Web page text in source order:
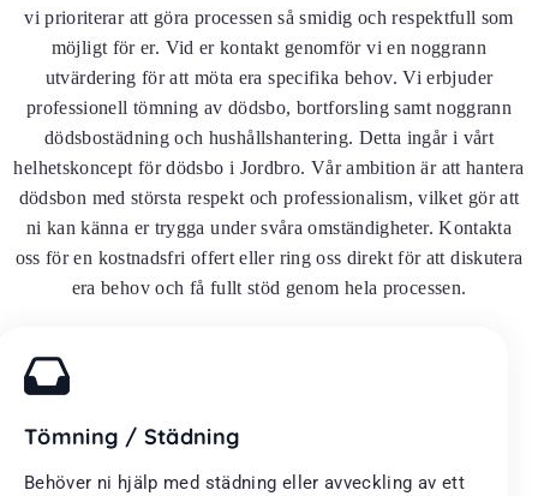
vi prioriterar att göra processen så smidig och respektfull som
möjligt för er. Vid er kontakt genomför vi en noggrann
utvärdering för att möta era specifika behov. Vi erbjuder
professionell tömning av dödsbo, bortforsling samt noggrann
dödsbostädning och hushållshantering. Detta ingår i vårt
helhetskoncept för dödsbo i Jordbro. Vår ambition är att hantera
dödsbon med största respekt och professionalism, vilket gör att
ni kan känna er trygga under svåra omständigheter. Kontakta
oss för en kostnadsfri offert eller ring oss direkt för att diskutera
era behov och få fullt stöd genom hela processen.
Tömning / Städning
Behöver ni hjälp med städning eller avveckling av ett